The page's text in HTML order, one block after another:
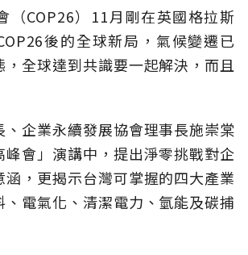
（COP26）11月剛在英國格拉斯
後的全球新局，氣候變遷已
，全球達到共識要一起解決，而且
、企業永續發展協會理事長施崇棠
峰會」演講中，提出淨零挑戰對企
涵，更揭示台灣可掌握的四大產業
、電氣化、清潔電力、氫能及碳捕